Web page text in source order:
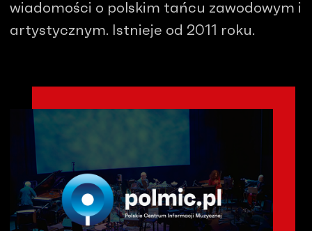
wiadomości o polskim tańcu zawodowym i
artystycznym. Istnieje od 2011 roku.